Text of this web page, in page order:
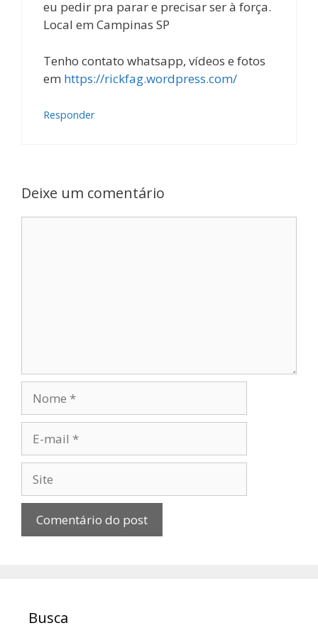
eu pedir pra parar e precisar ser à força.
Local em Campinas SP
Tenho contato whatsapp, vídeos e fotos
em https://rickfag.wordpress.com/
Responder
Deixe um comentário
mail
Busca